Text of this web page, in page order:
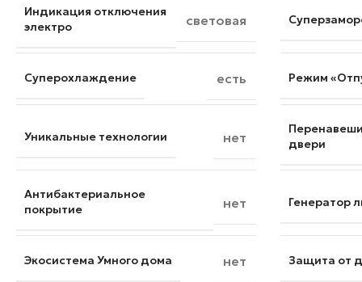
Индикация отключения
электро
световая
Суперохлаждение есть Режим
Уникальные технологии нет
двери
Антибактериальное
покрытие
нет Генератор
Экосистема Умного дома нет Защита от